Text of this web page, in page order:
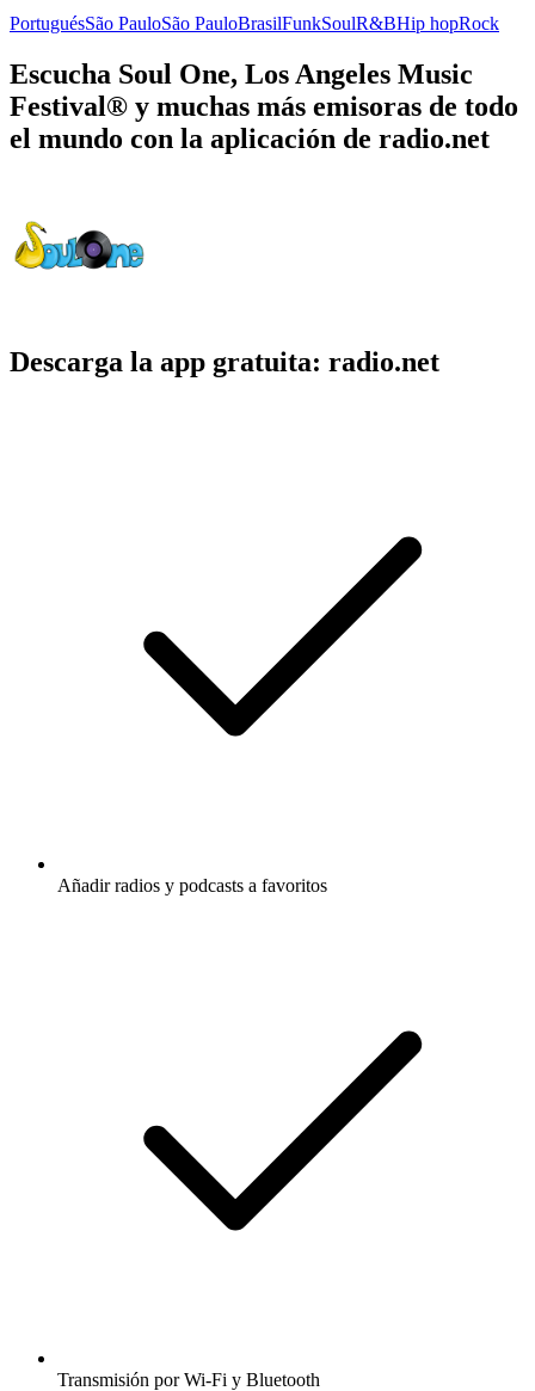
PortuguésSão PauloSão PauloBrasilFunkSoulR&BHip hopRock
Escucha Soul One, Los Angeles Music
Festival® y muchas más emisoras de todo
el mundo con la aplicación de radio.net
Descarga la app gratuita: radio.net
Añadir radios y podcasts a favoritos
Transmisión por Wi-Fi y Bluetooth